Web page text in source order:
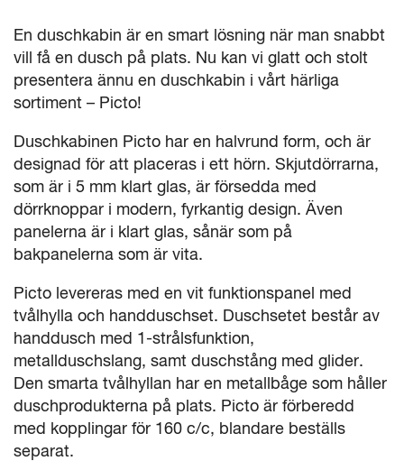
En duschkabin är en smart lösning när man snabbt
vill få en dusch på plats. Nu kan vi glatt och stolt
presentera ännu en duschkabin i vårt härliga
sortiment – Picto!
Duschkabinen Picto har en halvrund form, och är
designad för att placeras i ett hörn. Skjutdörrarna,
som är i 5 mm klart glas, är försedda med
dörrknoppar i modern, fyrkantig design. Även
panelerna är i klart glas, sånär som på
bakpanelerna som är vita.
Picto levereras med en vit funktionspanel med
tvålhylla och handduschset. Duschsetet består av
handdusch med 1-strålsfunktion,
metallduschslang, samt duschstång med glider.
Den smarta tvålhyllan har en metallbåge som håller
duschprodukterna på plats. Picto är förberedd
med kopplingar för 160 c/c, blandare beställs
separat.